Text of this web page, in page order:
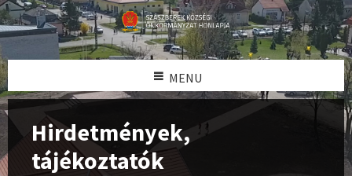
MENU
Hirdetmények,
tájékoztatók